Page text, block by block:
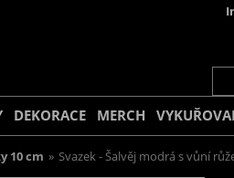
DEKORACE MERCH
10 cm » Svazek - Šalvěj modrá s vůní